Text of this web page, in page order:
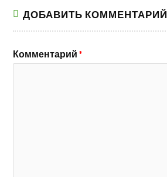
ДОБАВИТЬ КОММЕНТАРИЙ
Комментарий *